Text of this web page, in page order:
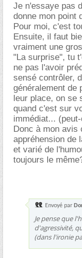
Je n'essaye pas
donne mon point
Pour moi, c'est
Ensuite, il faut
vraiment une
"La surprise", tu
ne pas l'avoir
sensé contrôler,
généralement de
leur place, on se
quand c'est sur
immédiat...
Donc à mon avis
appréhension de
et varié de
toujours le
Envoyé par
Je pense que
d'agressivité,
(dans l'ironie